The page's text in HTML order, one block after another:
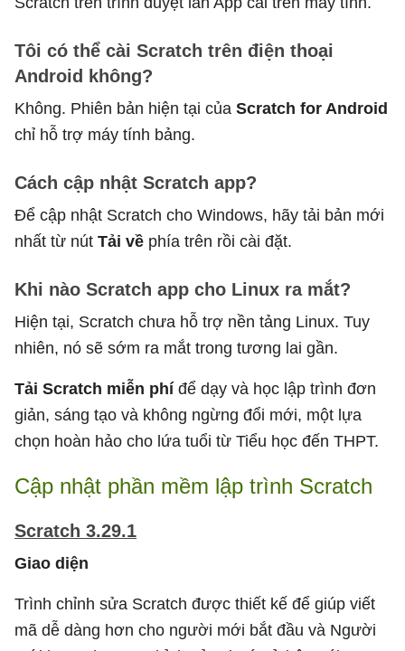
Tôi có thể cài Scratch trên điện thoại
Android không?
Không. Phiên bản hiện tại của Scratch for Android
chỉ hỗ trợ máy tính bảng.
Cách cập nhật Scratch app?
Để cập nhật Scratch cho Windows, hãy tải bản mới
nhất từ nút Tải về phía trên rồi cài đặt.
Khi nào Scratch app cho Linux ra mắt?
Hiện tại, Scratch chưa hỗ trợ nền tảng Linux. Tuy
nhiên, nó sẽ sớm ra mắt trong tương lai gần.
Tải Scratch miễn phí để dạy và học lập trình đơn
giản, sáng tạo và không ngừng đổi mới, một lựa
chọn hoàn hảo cho lứa tuổi từ Tiểu học đến THPT.
Cập nhật phần mềm lập trình Scratch
Scratch 3.29.1
Giao diện
Trình chỉnh sửa Scratch được thiết kế để giúp viết
mã dễ dàng hơn cho người mới bắt đầu và Người